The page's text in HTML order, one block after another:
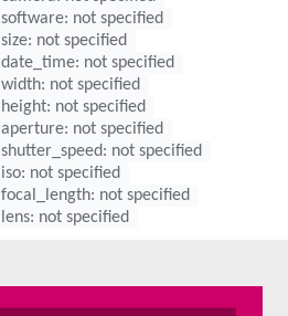
software: not specified
size: not specified
date_time: not specified
width: not specified
height: not specified
aperture: not specified
shutter_speed: not specified
iso: not specified
focal_length: not specified
lens: not specified